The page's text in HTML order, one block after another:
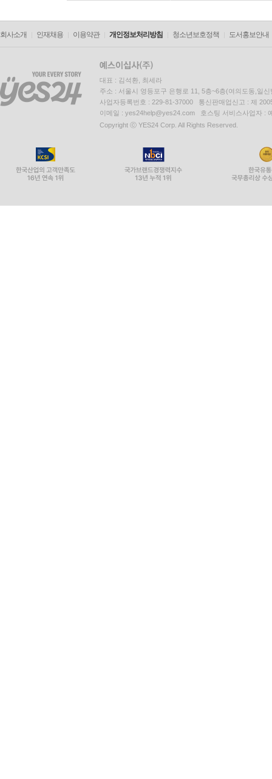
회사소개 인재채용 이용약관 개인정보처리방침 청소년보호정책 도서홍보안내
대표 : 김석환, 최세라
주소 : 서울시 영등포구 은행로 11, 5층~6층(여의도동,일신
사업자등록번호 : 229-81-37000 통신판매업신고 : 제
이메일 : yes24help@yes24.com 호스팅 서비스사업자 :
Copyright ⓒ YES24 Corp. All Rights Reserved.